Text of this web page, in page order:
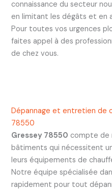
connaissance du secteur
en limitant les dégâts et en
Pour toutes vos urgences
faites appel à des
de chez vous.
Dépannage et entretien de
78550
Gressey 78550 compte de
bâtiments qui nécessitent
leurs équipements de
Notre équipe spécialisée
rapidement pour tout